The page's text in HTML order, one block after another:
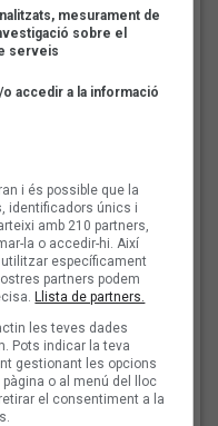
Miquel
Sanjosex
els
balears i
per la Plaça
2026
mesurament de
sobre el
serveis
accedir a la informació
i és possible que la
identificadors únics i
amb 210 partners,
la o accedir-hi. Així
específicament
partners podem
Llista de partners.
les teves dades
Pots indicar la teva
gestionant les opcions
o al menú del lloc
el consentiment a la